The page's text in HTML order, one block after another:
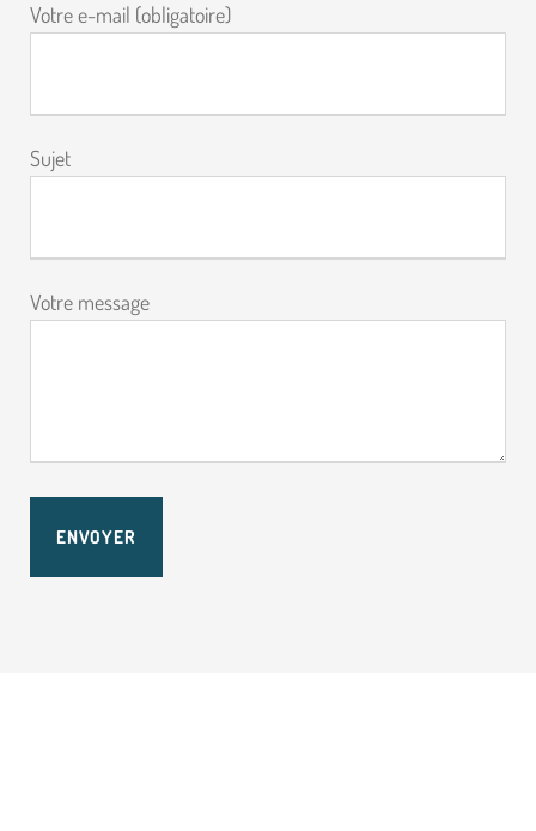
Votre e-mail (obligatoire)
Sujet
Votre message